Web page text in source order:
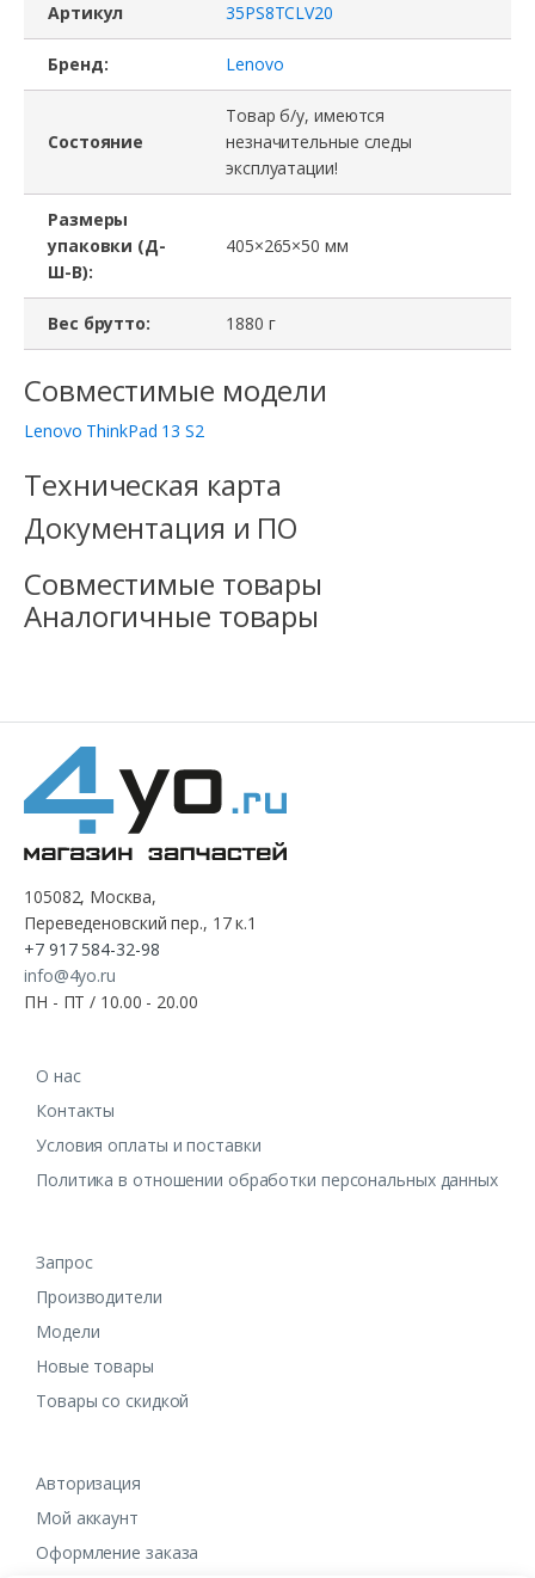
Артикул 35PS8TCLV20
Бренд: Lenovo
Состояние
Товар б/у, имеются
незначительные следы
эксплуатации!
Размеры
упаковки (Д-
Ш-В):
405×265×50 мм
Вес брутто: 1880 г
Совместимые модели
Lenovo ThinkPad 13 S2
Техническая карта
Документация и ПО
Совместимые товары
Аналогичные товары
105082, Москва,
Переведеновский пер., 17 к.1
+7 917 584-32-98
info@4yo.ru
ПН - ПТ / 10.00 - 20.00
О нас
Контакты
Условия оплаты и поставки
Политика в отношении обработки персональных данных
Запрос
Производители
Модели
Новые товары
Товары со скидкой
Авторизация
Мой аккаунт
Оформление заказа